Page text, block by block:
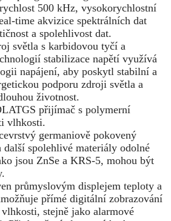
500 kHz, vysokorychlostní
time akvizice spektrálních dat
a spolehlivost dat.
světla s karbidovou tyčí a
stabilizace napětí využívá
napájení, aby poskytl stabilní a
podporu zdroji světla a
životnost.
přijímač s polymerní
vlhkosti.
germaniově pokovený
další spolehlivé materiály odolné
jsou ZnSe a KRS-5, mohou být
průmyslovým displejem teploty a
přímé digitální zobrazování
stejně jako alarmové